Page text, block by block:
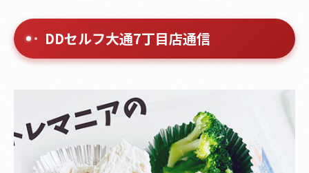
DDセルフ大通7丁目店通信